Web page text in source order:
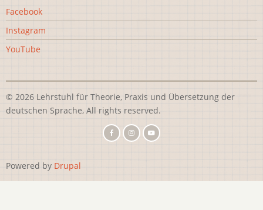
Facebook
Instagram
YouTube
© 2026 Lehrstuhl für Theorie, Praxis und Übersetzung der
deutschen Sprache, All rights reserved.
Powered by Drupal